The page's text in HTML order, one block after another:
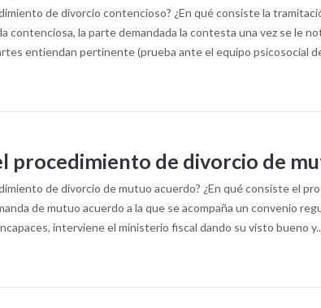
de divorcio contencioso? ¿En qué consiste la
contenciosa, la parte demandada la contesta una vez se le
entiendan pertinente (prueba ante el equipo psicosocial
procedimiento de divorcio de
de divorcio de mutuo acuerdo? ¿En qué consiste el
de mutuo acuerdo a la que se acompaña un convenio
interviene el ministerio fiscal dando su visto bueno